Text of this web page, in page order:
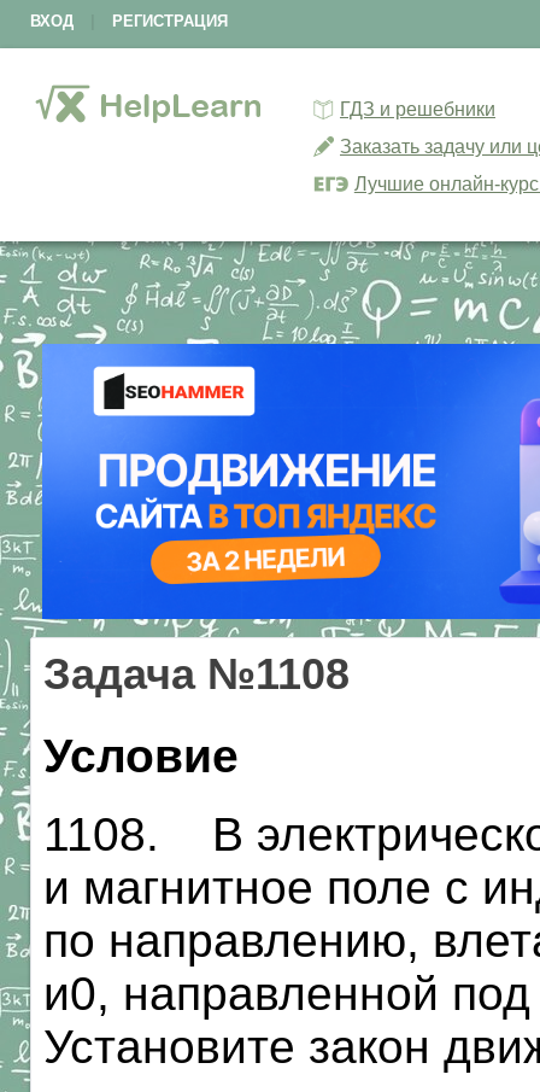
ВХОД РЕГИСТРАЦИЯ
ГДЗ и решебники
Заказать задачу или
Лучшие онлайн-
Задача №1108
Условие
1108. В
и магнитное поле с
по направлению,
и0, направленной
Установите закон